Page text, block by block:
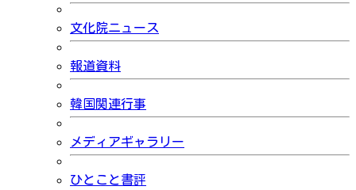
文化院ニュース
報道資料
韓国関連行事
メディアギャラリー
ひとこと書評